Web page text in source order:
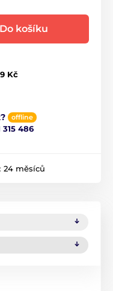
Do košíku
Kč
offline
315 486
24 měsíců